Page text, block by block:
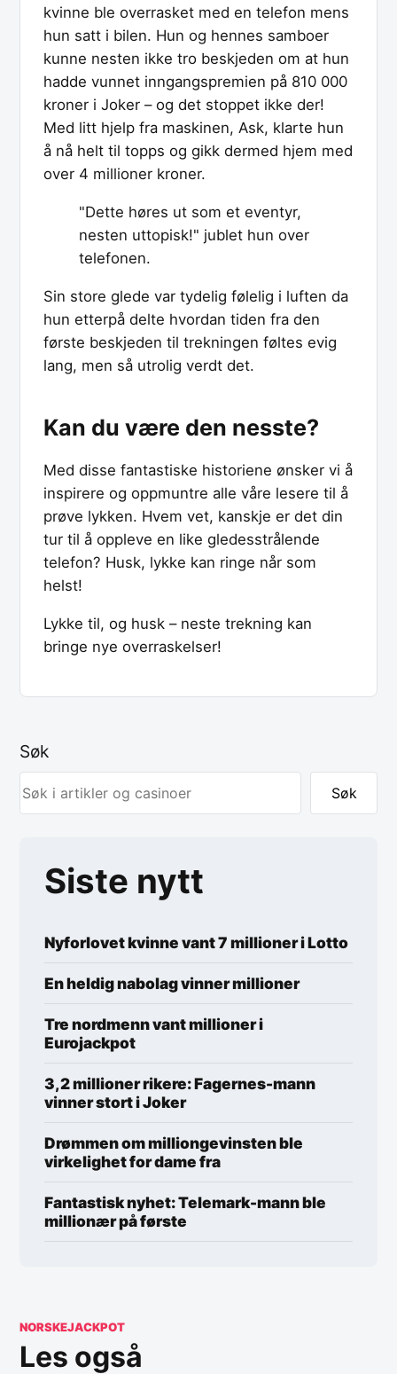
kvinne ble overrasket med en telefon mens
hun satt i bilen. Hun og hennes samboer
kunne nesten ikke tro beskjeden om at hun
hadde vunnet inngangspremien på 810 000
kroner i Joker – og det stoppet ikke der!
Med litt hjelp fra maskinen, Ask, klarte hun
å nå helt til topps og gikk dermed hjem med
over 4 millioner kroner.
"Dette høres ut som et eventyr,
nesten uttopisk!" jublet hun over
telefonen.
Sin store glede var tydelig følelig i luften da
hun etterpå delte hvordan tiden fra den
første beskjeden til trekningen føltes evig
lang, men så utrolig verdt det.
Kan du være den nesste?
Med disse fantastiske historiene ønsker vi å
inspirere og oppmuntre alle våre lesere til å
prøve lykken. Hvem vet, kanskje er det din
tur til å oppleve en like gledesstrålende
telefon? Husk, lykke kan ringe når som
helst!
Lykke til, og husk – neste trekning kan
bringe nye overraskelser!
Søk
Søk
Siste nytt
Nyforlovet kvinne vant 7 millioner i Lotto
En heldig nabolag vinner millioner
Tre nordmenn vant millioner i
Eurojackpot
3,2 millioner rikere: Fagernes-mann
vinner stort i Joker
Drømmen om milliongevinsten ble
virkelighet for dame fra
Fantastisk nyhet: Telemark-mann ble
millionær på første
NORSKEJACKPOT
Les også